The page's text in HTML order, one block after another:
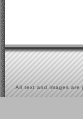
All text and images are